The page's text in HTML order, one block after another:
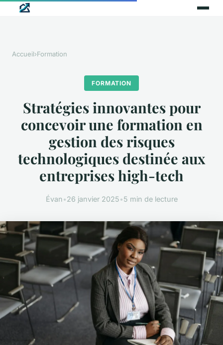
Accueil›Formation
FORMATION
Stratégies innovantes pour
concevoir une formation en
gestion des risques
technologiques destinée aux
entreprises high-tech
Évan•26 janvier 2025•5 min de lecture